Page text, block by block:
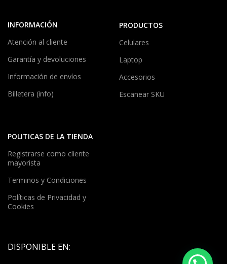
INFORMACIÓN
Atención al cliente
Garantía y devoluciones
Información de envíos
Billetera (info)
PRODUCTOS
Celulares
Laptop
Accesorios
Escanear SKU
POLITICAS DE LA TIENDA
Registrarse como cliente
mayorista
Terminos y Condiciones
Políticas de Privacidad y
Cookies
DISPONIBLE EN: